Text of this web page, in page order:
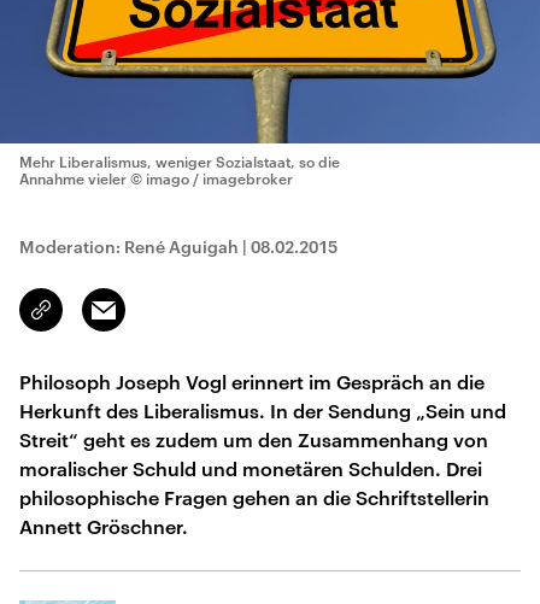
Mehr Liberalismus, weniger Sozialstaat, so die
Annahme vieler © imago / imagebroker
Moderation: René Aguigah | 08.02.2015
Link
kopieren/teilen
Email
Philosoph Joseph Vogl erinnert im Gespräch an die
Herkunft des Liberalismus. In der Sendung „Sein und
Streit“ geht es zudem um den Zusammenhang von
moralischer Schuld und monetären Schulden. Drei
philosophische Fragen gehen an die Schriftstellerin
Annett Gröschner.